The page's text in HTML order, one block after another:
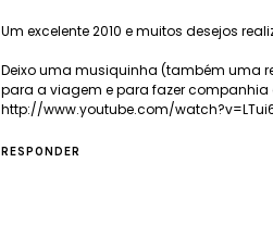
Um excelente 2010 e muitos desejos
Deixo uma musiquinha (também uma
para a viagem e para fazer companhia
http://www.youtube.com/
RESPONDER